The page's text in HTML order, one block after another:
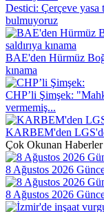
Destici: Çerçeve
bulmuyoruz
BAE'den Hürmüz
kınama
CHP’li Şimşek:
vermemiş...
KARBEM'den
Çok Okunan Haberler
8 Ağustos 2026
8 Ağustos 2026